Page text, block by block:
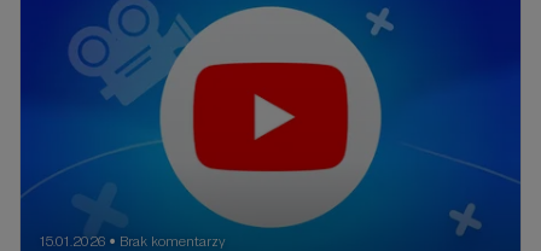
15.01.2026 ● Brak komentarzy